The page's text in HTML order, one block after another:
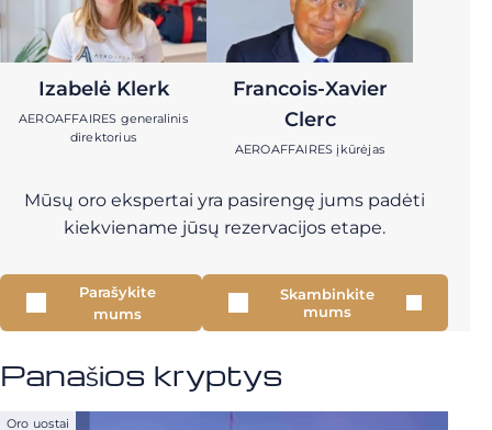
Izabelė Klerk
AEROAFFAIRES generalinis
direktorius
Francois-Xavier
Clerc
AEROAFFAIRES įkūrėjas
Mūsų oro ekspertai yra pasirengę jums padėti
kiekviename jūsų rezervacijos etape.
Parašykite
mums
Skambinkite
mums
Panašios kryptys
Oro uostai